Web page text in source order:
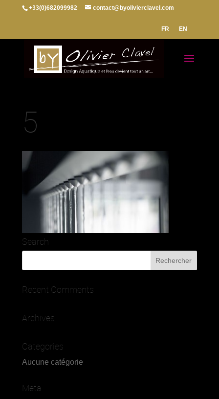
+33(0)682099982 contact@byolivierclavel.com
FR EN
5
Search
Recent Comments
Archives
Categories
Aucune catégorie
Meta